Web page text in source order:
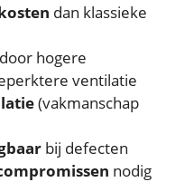
dan klassieke
door hogere
ventilatie
(vakmanschap
bij defecten
nodig